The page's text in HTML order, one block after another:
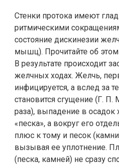
Стенки протока имеют
ритмическими
состояние дискинезии
мышц). Прочитайте об
В результате происходит
желчных ходах. Желчь,
инфицируется, а вслед за
становится сгущение (Г.
раза), выпадение в осадок
«песка», а вокруг его
плюс к тому и песок
вызывая ее уплотнение.
(песка, камней) не сразу